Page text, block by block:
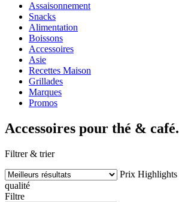
Assaisonnement
Snacks
Alimentation
Boissons
Accessoires
Asie
Recettes Maison
Grillades
Marques
Promos
Accessoires pour thé & café.
Filtrer & trier
Prix Highlights
qualité
Filtre